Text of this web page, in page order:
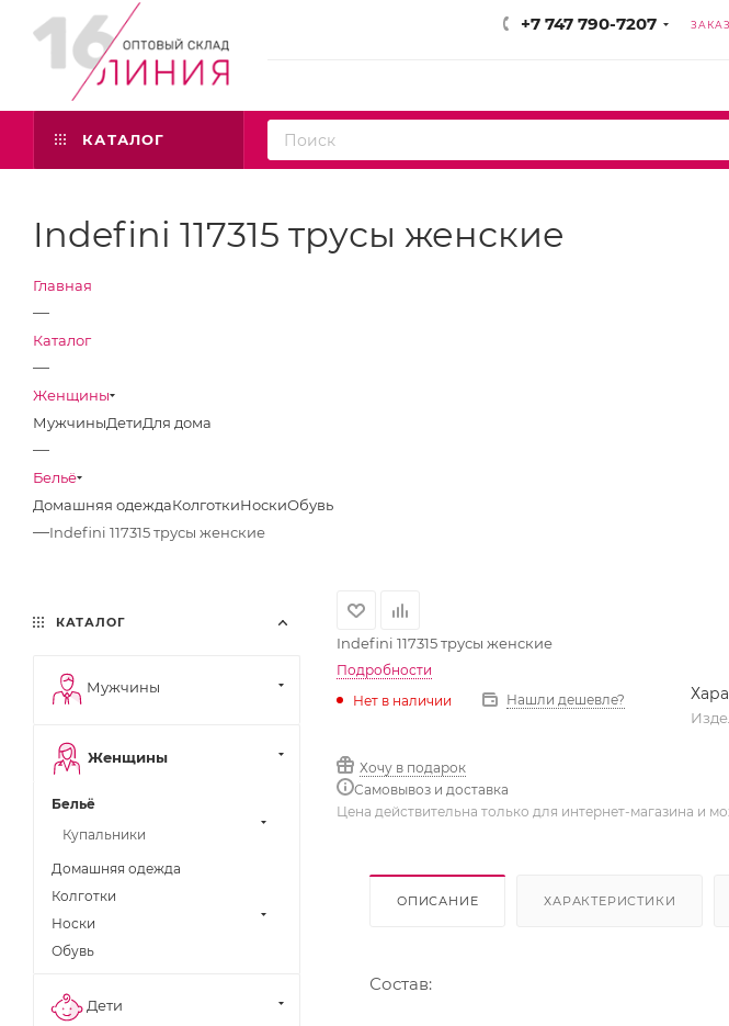
+7 747 790-7207
КАТАЛОГ
Indefini 117315 трусы женские
Главная
—
Каталог
—
Женщины
МужчиныДетиДля дома
—
Бельё
Домашняя одеждаКолготкиНоскиОбувь
—Indefini 117315 трусы женские
Indefini 117315 трусы женские
Подробности
Нет в наличии
Нашли дешевле?
Хочу в подарок
Самовывоз и доставка
Цена действительна только для интернет-магазина и
ОПИСАНИЕ ХАРАКТЕРИСТИКИ
Состав:
КАТАЛОГ
Мужчины
Женщины
Бельё
Купальники
Домашняя одежда
Колготки
Носки
Обувь
Дети